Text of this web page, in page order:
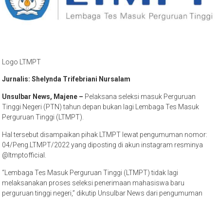
Logo LTMPT
Jurnalis: Shelynda Trifebriani Nursalam
Unsulbar News, Majene – Pelaksana seleksi masuk Perguruan
Tinggi Negeri (PTN) tahun depan bukan lagi Lembaga Tes Masuk
Perguruan Tinggi (LTMPT).
Hal tersebut disampaikan pihak LTMPT lewat pengumuman nomor:
04/Peng.LTMPT/2022 yang diposting di akun instagram resminya
@ltmptofficial.
“Lembaga Tes Masuk Perguruan Tinggi (LTMPT) tidak lagi
melaksanakan proses seleksi penerimaan mahasiswa baru
perguruan tinggi negeri,” dikutip Unsulbar News dari pengumuman